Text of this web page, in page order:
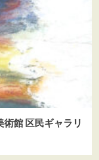
術館 区民ギャラリ